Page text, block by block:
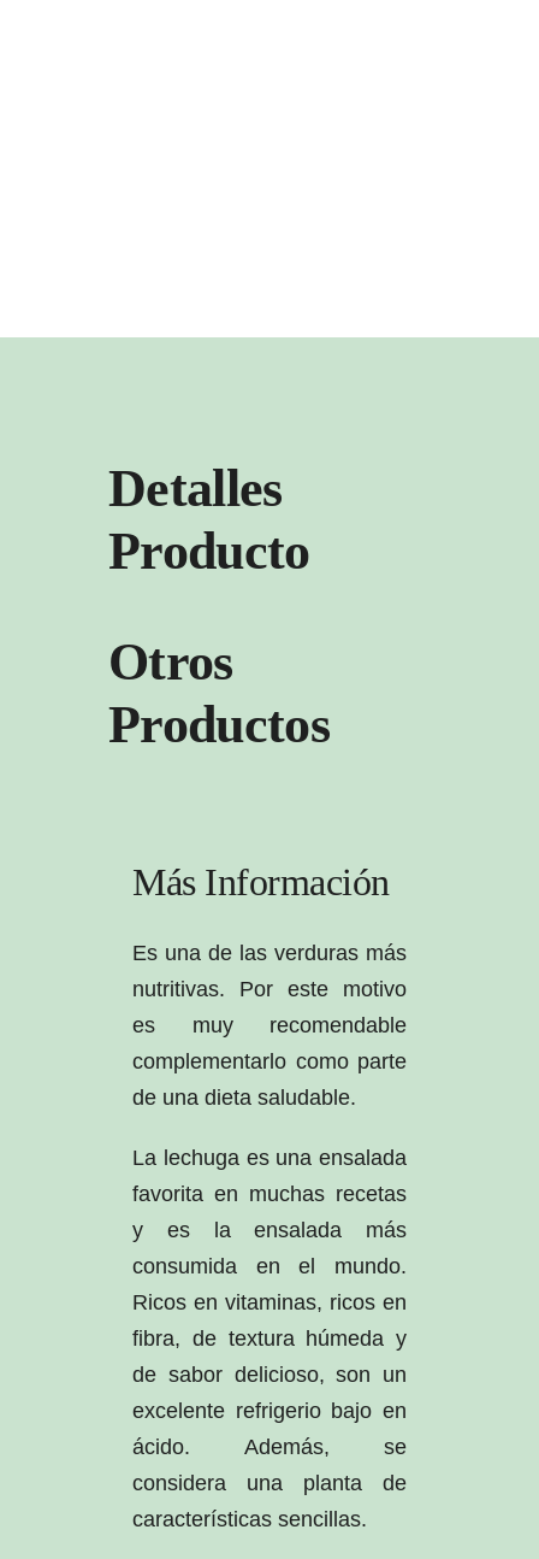
Detalles
Producto
Otros
Productos
Más Información
Es una de las verduras más
nutritivas. Por este motivo
es muy recomendable
complementarlo como parte
de una dieta saludable.
La lechuga es una ensalada
favorita en muchas recetas
y es la ensalada más
consumida en el mundo.
Ricos en vitaminas, ricos en
fibra, de textura húmeda y
de sabor delicioso, son un
excelente refrigerio bajo en
ácido. Además, se
considera una planta de
características sencillas.